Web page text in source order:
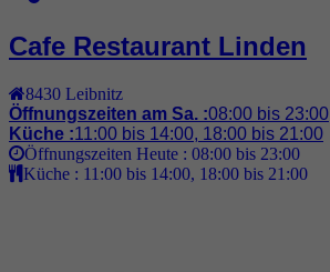
Cafe Restaurant Linden
8430 Leibnitz
Öffnungszeiten am Sa. :08:00 bis 23:00
Küche :11:00 bis 14:00, 18:00 bis 21:00
Öffnungszeiten Heute : 08:00 bis 23:00
Küche : 11:00 bis 14:00, 18:00 bis 21:00